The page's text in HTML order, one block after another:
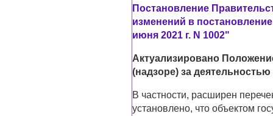
Постановление
изменений в
июня 2021 г. N 1002"
Актуализировано
(надзоре) за
В частности, расширен
установлено, что объектом